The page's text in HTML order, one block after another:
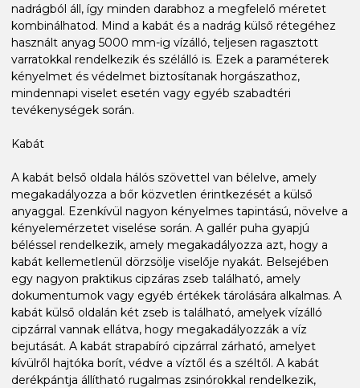
nadrágból áll, így minden darabhoz a megfelelő méretet
kombinálhatod. Mind a kabát és a nadrág külső rétegéhez
használt anyag 5000 mm-ig vízálló, teljesen ragasztott
varratokkal rendelkezik és szélálló is. Ezek a paraméterek
kényelmet és védelmet biztosítanak horgászathoz,
mindennapi viselet esetén vagy egyéb szabadtéri
tevékenységek során.
Kabát
A kabát belső oldala hálós szövettel van bélelve, amely
megakadályozza a bőr közvetlen érintkezését a külső
anyaggal. Ezenkívül nagyon kényelmes tapintású, növelve a
kényelemérzetet viselése során. A gallér puha gyapjú
béléssel rendelkezik, amely megakadályozza azt, hogy a
kabát kellemetlenül dörzsölje viselője nyakát. Belsejében
egy nagyon praktikus cipzáras zseb található, amely
dokumentumok vagy egyéb értékek tárolására alkalmas. A
kabát külső oldalán két zseb is található, amelyek vízálló
cipzárral vannak ellátva, hogy megakadályozzák a víz
bejutását. A kabát strapabíró cipzárral zárható, amelyet
kívülről hajtóka borít, védve a víztől és a széltől. A kabát
derékpántja állítható rugalmas zsinórokkal rendelkezik,